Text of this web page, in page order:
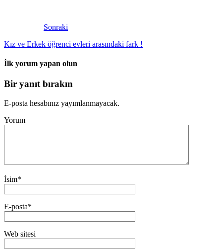
Sonraki
Kız ve Erkek öğrenci evleri arasındaki fark !
İlk yorum yapan olun
Bir yanıt bırakın
E-posta hesabınız yayımlanmayacak.
Yorum
İsim*
E-posta*
Web sitesi